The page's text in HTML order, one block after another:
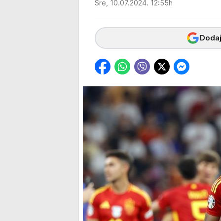
Sre, 10.07.2024. 12:55h